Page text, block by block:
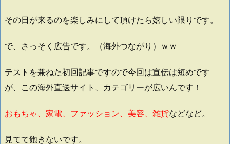
その日が来るのを楽しみにして頂けたら嬉しい限りです。
で、さっそく広告です。（海外つながり）ｗｗ
テストを兼ねた初回記事ですので今回は宣伝は短めです
が、この海外直送サイト、カテゴリーが広いんです！
おもちゃ、家電、ファッション、美容、雑貨などなど。
見てて飽きないです。